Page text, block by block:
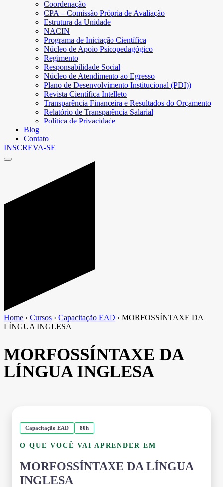
Coordenação
CPA – Comissão Própria de Avaliação
Estrutura da Unidade
NACIN
Programa de Iniciação Científica
Núcleo de Apoio Psicopedagógico
Regimento
Responsabilidade Social
Núcleo de Atendimento ao Egresso
Plano de Desenvolvimento Institucional (PDI))
Revista Científica Intelleto
Transparência Financeira e Resultados do Orçamento
Relatório de Transparência Salarial
Política de Privacidade
Blog
Contato
INSCREVA-SE
Home › Cursos › Capacitação EAD › MORFOSSÍNTAXE DA
LÍNGUA INGLESA
MORFOSSÍNTAXE DA
LÍNGUA INGLESA
Capacitação EAD 80h
O QUE VOCÊ VAI APRENDER EM
MORFOSSÍNTAXE DA LÍNGUA
INGLESA